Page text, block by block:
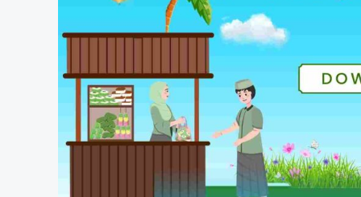
finden
der
Daten
und
Adressen
Deutschland